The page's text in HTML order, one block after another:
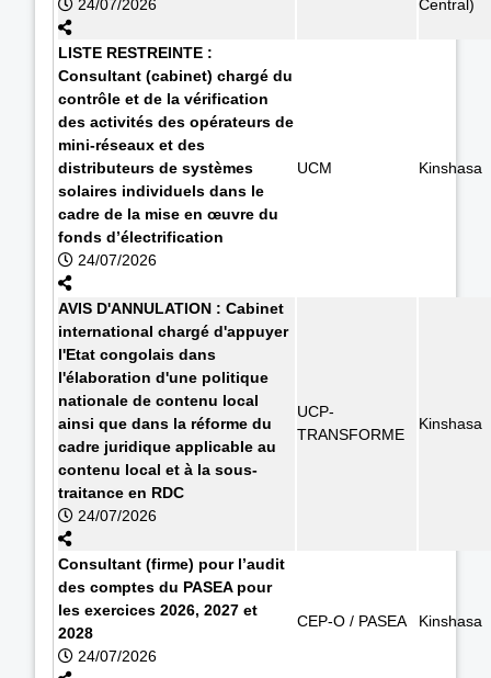
24/07/2026
Central)
LISTE RESTREINTE :
Consultant (cabinet) chargé du
contrôle et de la vérification
des activités des opérateurs de
mini-réseaux et des
distributeurs de systèmes
solaires individuels dans le
cadre de la mise en œuvre du
fonds d’électrification
24/07/2026
UCM Kinshasa
AVIS D'ANNULATION : Cabinet
international chargé d'appuyer
l'Etat congolais dans
l'élaboration d'une politique
nationale de contenu local
ainsi que dans la réforme du
cadre juridique applicable au
contenu local et à la sous-
traitance en RDC
24/07/2026
UCP-
TRANSFORME
Kinshasa
Consultant (firme) pour l’audit
des comptes du PASEA pour
les exercices 2026, 2027 et
2028
24/07/2026
CEP-O / PASEA Kinshasa